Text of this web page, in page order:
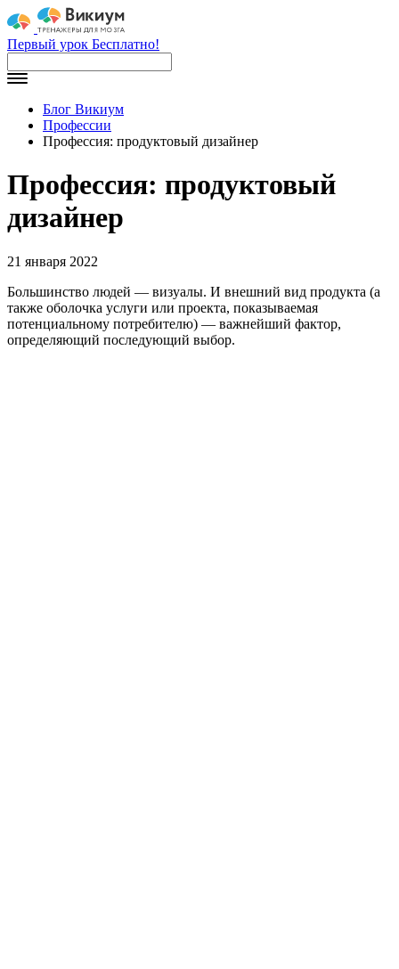
Первый урок Бесплатно!
Блог Викиум
Профессии
Профессия: продуктовый дизайнер
Профессия: продуктовый
дизайнер
21 января 2022
Большинство людей — визуалы. И внешний вид продукта (а
также оболочка услуги или проекта, показываемая
потенциальному потребителю) — важнейший фактор,
определяющий последующий выбор.